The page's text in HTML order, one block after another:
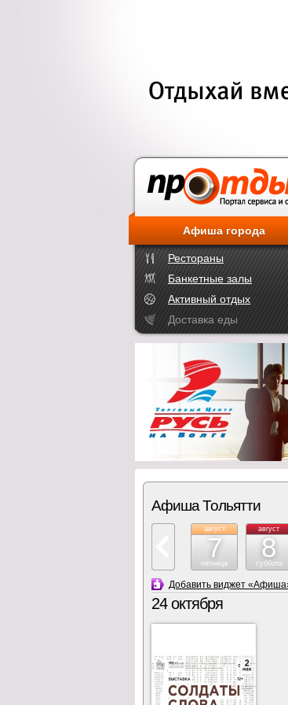
Афиша города
Рестораны
Банкетные залы
Активный отдых
Доставка еды
Афиша Тольятти
август
7
пятница
август
8
суббота
Добавить виджет
24 октября